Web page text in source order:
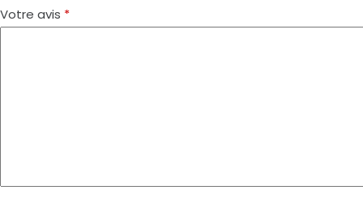
Votre avis *